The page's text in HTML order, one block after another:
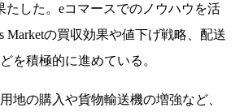
たした。eコマースでのノウハウを活
Marketの買収効果や値下げ戦略、配送
を積極的に進めている。
地の購入や貨物輸送機の増強など、